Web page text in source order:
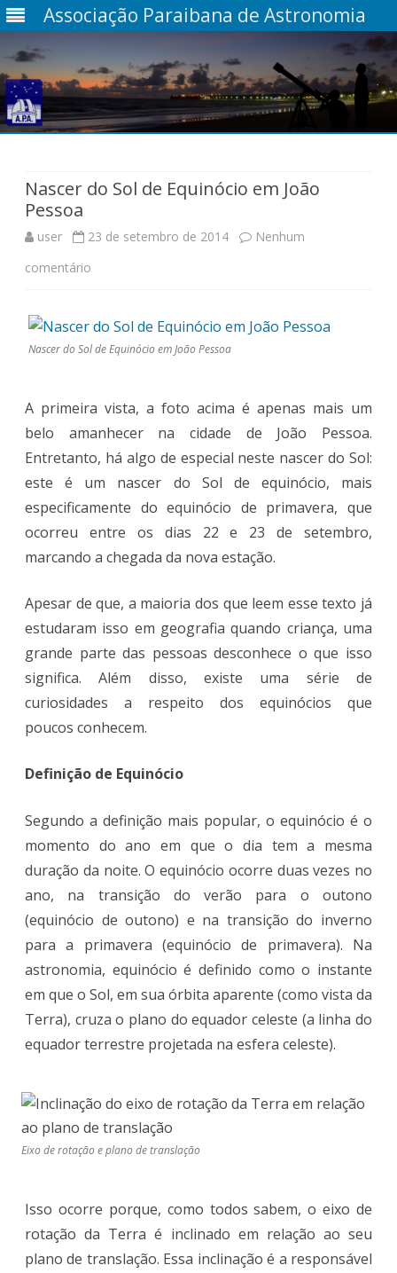
Associação Paraibana de Astronomia
Nascer do Sol de Equinócio em João
Pessoa
user 23 de setembro de 2014
Nenhum
comentário
do
em
João
Pessoa
Nascer do Sol de Equinócio em João Pessoa
A primeira vista, a foto acima é apenas mais um
belo amanhecer na cidade de João Pessoa.
Entretanto, há algo de especial neste nascer do Sol:
este é um nascer do Sol de equinócio, mais
especificamente do equinócio de primavera, que
ocorreu entre os dias 22 e 23 de setembro,
marcando a chegada da nova estação.
Apesar de que, a maioria dos que leem esse texto já
estudaram isso em geografia quando criança, uma
grande parte das pessoas desconhece o que isso
significa. Além disso, existe uma série de
curiosidades a respeito dos equinócios que
poucos conhecem.
Definição de Equinócio
Segundo a definição mais popular, o equinócio é o
momento do ano em que o dia tem a mesma
duração da noite. O equinócio ocorre duas vezes no
ano, na transição do verão para o outono
(equinócio de outono) e na transição do inverno
para a primavera (equinócio de primavera). Na
astronomia, equinócio é definido como o instante
em que o Sol, em sua órbita aparente (como vista da
Terra), cruza o plano do equador celeste (a linha do
equador terrestre projetada na esfera celeste).
Eixo de rotação e plano de translação
Isso ocorre porque, como todos sabem, o eixo de
rotação da Terra é inclinado em relação ao seu
plano de translação. Essa inclinação é a responsável